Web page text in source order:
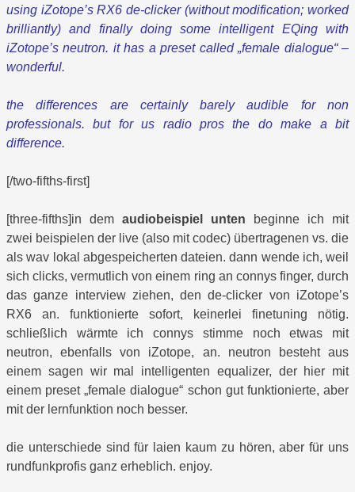
using iZotope’s RX6 de-clicker (without modification; worked
brilliantly) and finally doing some intelligent EQing with
iZotope’s neutron. it has a preset called „female dialogue“ –
wonderful.
the differences are certainly barely audible for non
professionals. but for us radio pros the do make a bit
difference.
[/two-fifths-first]
[three-fifths]in dem audiobeispiel unten beginne ich mit
zwei beispielen der live (also mit codec) übertragenen vs. die
als wav lokal abgespeicherten dateien. dann wende ich, weil
sich clicks, vermutlich von einem ring an connys finger, durch
das ganze interview ziehen, den de-clicker von iZotope’s
RX6 an. funktionierte sofort, keinerlei finetuning nötig.
schließlich wärmte ich connys stimme noch etwas mit
neutron, ebenfalls von iZotope, an. neutron besteht aus
einem sagen wir mal intelligenten equalizer, der hier mit
einem preset „female dialogue“ schon gut funktionierte, aber
mit der lernfunktion noch besser.
die unterschiede sind für laien kaum zu hören, aber für uns
rundfunkprofis ganz erheblich. enjoy.